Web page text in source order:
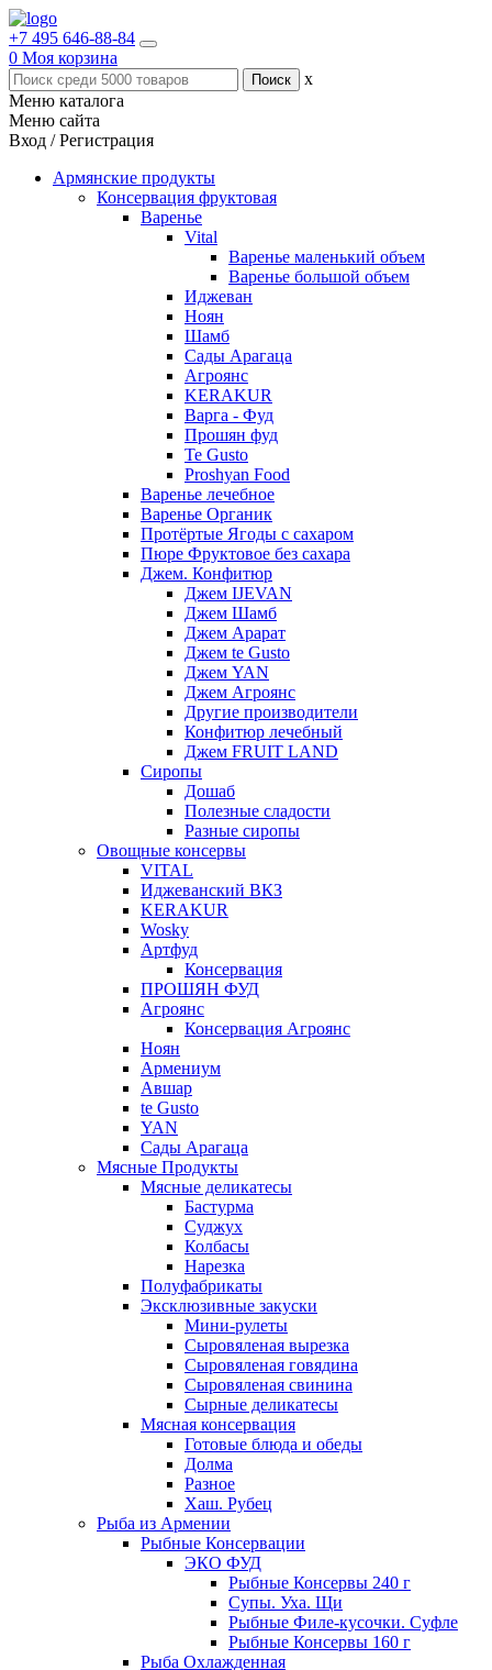
+7 495 646-88-84
0 Моя корзина
x
Меню каталога
Меню сайта
Вход / Регистрация
Армянские продукты
Консервация фруктовая
Варенье
Vital
Варенье маленький объем
Варенье большой объем
Иджеван
Ноян
Шамб
Сады Арагаца
Агроянс
KERAKUR
Варга - Фуд
Прошян фуд
Te Gusto
Proshyan Food
Варенье лечебное
Варенье Органик
Протёртые Ягоды с сахаром
Пюре Фруктовое без сахара
Джем. Конфитюр
Джем IJEVAN
Джем Шамб
Джем Арарат
Джем te Gusto
Джем YAN
Джем Агроянс
Другие производители
Конфитюр лечебный
Джем FRUIT LAND
Сиропы
Дошаб
Полезные сладости
Разные сиропы
Овощные консервы
VITAL
Иджеванский ВКЗ
KERAKUR
Wosky
Артфуд
Консервация
ПРОШЯН ФУД
Агроянс
Консервация Агроянс
Ноян
Армениум
Авшар
te Gusto
YAN
Сады Арагаца
Мясные Продукты
Мясные деликатесы
Бастурма
Суджух
Колбасы
Нарезка
Полуфабрикаты
Эксклюзивные закуски
Мини-рулеты
Сыровяленая вырезка
Сыровяленая говядина
Сыровяленая свинина
Сырные деликатесы
Мясная консервация
Готовые блюда и обеды
Долма
Разное
Хаш. Рубец
Рыба из Армении
Рыбные Консервации
ЭКО ФУД
Рыбные Консервы 240 г
Супы. Уха. Щи
Рыбные Филе-кусочки. Суфле
Рыбные Консервы 160 г
Рыба Охлажденная